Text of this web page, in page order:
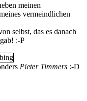
meinen
vermeindlichen
selbst, das es danach
:-P
Pieter Timmers:-D